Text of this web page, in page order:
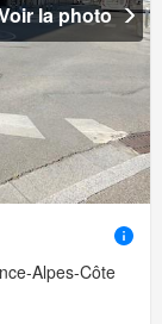
la photo
Alpes-Côte